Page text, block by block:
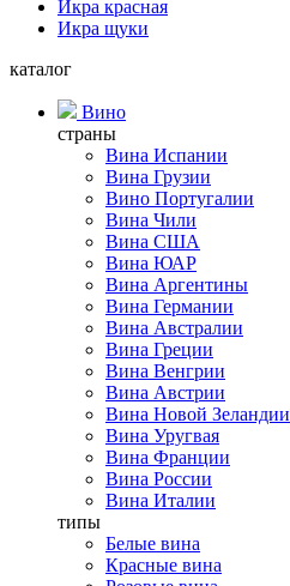
Икра красная
Икра щуки
каталог
Вино
страны
Вина Испании
Вина Грузии
Вино Португалии
Вина Чили
Вина США
Вина ЮАР
Вина Аргентины
Вина Германии
Вина Австралии
Вина Греции
Вина Венгрии
Вина Австрии
Вина Новой Зеландии
Вина Уругвая
Вина Франции
Вина России
Вина Италии
типы
Белые вина
Красные вина